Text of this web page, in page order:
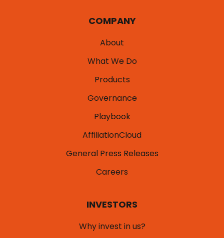
COMPANY
About
What We Do
Products
Governance
Playbook
AffiliationCloud
General Press Releases
Careers
INVESTORS
Why invest in us?